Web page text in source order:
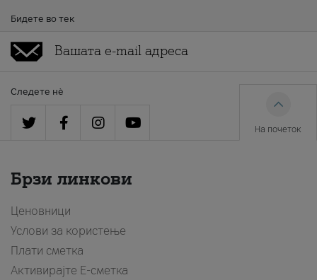
Бидете во тек
Следете нè
На почеток
Брзи линкови
Ценовници
Услови за користење
Плати сметка
Активирајте Е-сметка